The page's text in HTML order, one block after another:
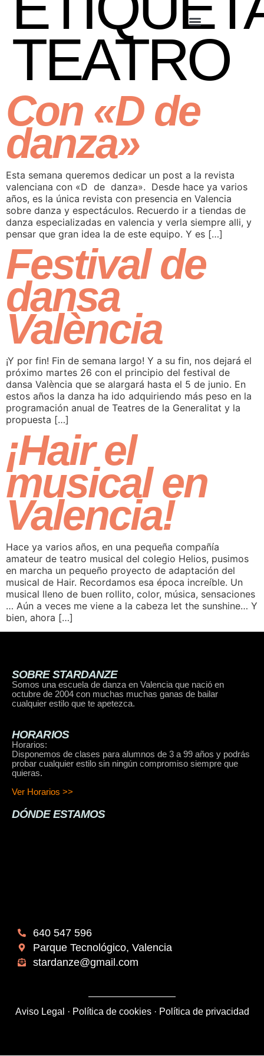
TEATRO
Con «D de
danza»
Esta semana queremos dedicar un post a la revista
valenciana con «D de danza». Desde hace ya varios
años, es la única revista con presencia en Valencia
sobre danza y espectáculos. Recuerdo ir a tiendas de
danza especializadas en valencia y verla siempre alli, y
pensar que gran idea la de este equipo. Y es […]
Festival de
dansa
València
¡Y por fin! Fin de semana largo! Y a su fin, nos dejará el
próximo martes 26 con el principio del festival de
dansa València que se alargará hasta el 5 de junio. En
estos años la danza ha ido adquiriendo más peso en la
programación anual de Teatres de la Generalitat y la
propuesta […]
¡Hair el
musical en
Valencia!
Hace ya varios años, en una pequeña compañía
amateur de teatro musical del colegio Helios, pusimos
en marcha un pequeño proyecto de adaptación del
musical de Hair. Recordamos esa época increíble. Un
musical lleno de buen rollito, color, música, sensaciones
… Aún a veces me viene a la cabeza let the sunshine… Y
bien, ahora […]
SOBRE STARDANZE
Somos una escuela de danza en Valencia que nació en
octubre de 2004 con muchas muchas ganas de bailar
cualquier estilo que te apetezca.
HORARIOS
Horarios:
Disponemos de clases para alumnos de 3 a 99 años y podrás
probar cualquier estilo sin ningún compromiso siempre que
quieras.
Ver Horarios >>
DÓNDE ESTAMOS
640 547 596
Parque Tecnológico, Valencia
stardanze@gmail.com
Aviso Legal · Política de cookies· Política de privacidad